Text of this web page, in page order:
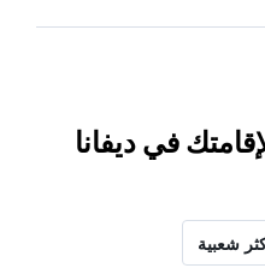
في ديفانا
شعبية